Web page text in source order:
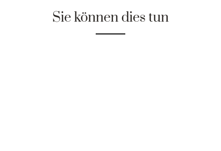
Sie können dies tun